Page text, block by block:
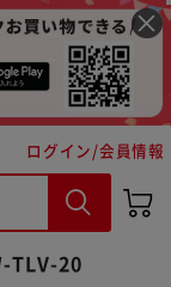
ログイン/会員情報
TLV-20
続きへ